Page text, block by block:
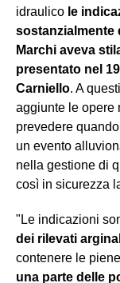
idraulico le
sostanzialmente
Marchi aveva
presentato nel
Carniello. A
aggiunte le opere
prevedere
un evento
nella gestione di
così in sicurezza
"Le indicazioni
dei rilevati
contenere le
una parte delle